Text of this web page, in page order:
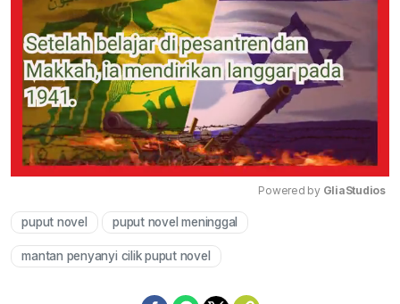
Powered by GliaStudios
puput novel puput novel meninggal
mantan penyanyi cilik puput novel